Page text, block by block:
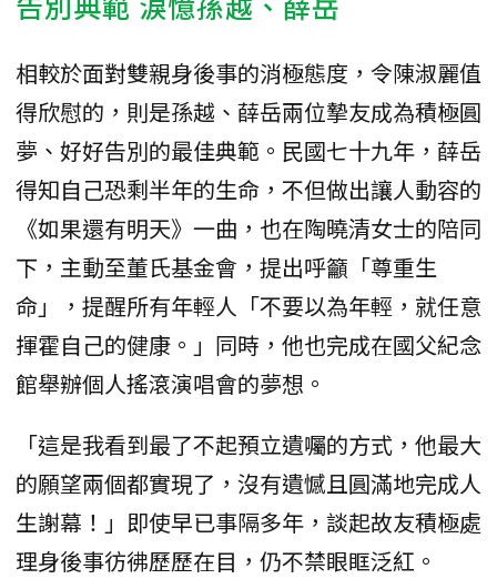
相較於面對雙親身後事的消極態度，令陳淑麗值
得欣慰的，則是孫越、薛岳兩位摯友成為積極圓
夢、好好告別的最佳典範。民國七十九年，薛岳
得知自己恐剩半年的生命，不但做出讓人動容的
《如果還有明天》一曲，也在陶曉清女士的陪同
下，主動至董氏基金會，提出呼籲「尊重生
命」，提醒所有年輕人「不要以為年輕，就任意
揮霍自己的健康。」同時，他也完成在國父紀念
館舉辦個人搖滾演唱會的夢想。
「這是我看到最了不起預立遺囑的方式，他最大
的願望兩個都實現了，沒有遺憾且圓滿地完成人
生謝幕！」即使早已事隔多年，談起故友積極處
理身後事彷彿歷歷在目，仍不禁眼眶泛紅。